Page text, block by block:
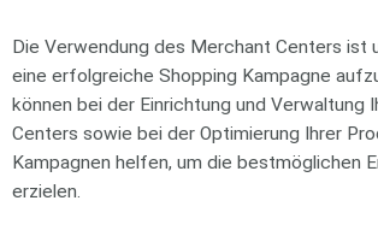
Die Verwendung des Merchant Centers ist
eine erfolgreiche Shopping Kampagne
können bei der Einrichtung und Verwaltung
Centers sowie bei der Optimierung Ihrer
Kampagnen helfen, um die bestmöglichen
erzielen.